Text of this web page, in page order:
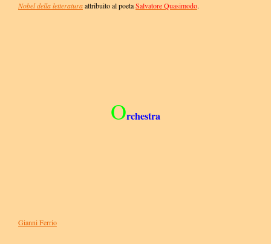
Nobel della letteraturaattribuito al poetaSalvatore Quasimodo.
Orchestra
Gianni Ferrio